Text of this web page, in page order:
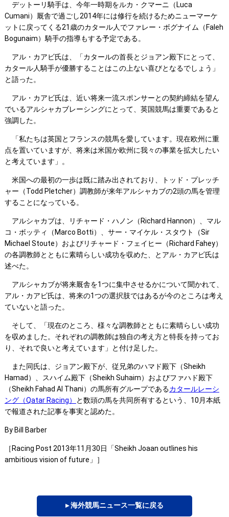
デットーリ騎手は、今年一時期をルカ・クマーニ（Luca
Cumani）厩舎で過ごし2014年には修行を続けるためニューマーケ
ットに戻ってくる21歳のカタール人でファレー・ボグナイム（Faleh
Bogunaim）騎手の指導もする予定である。
アル・カアビ氏は、「カタールの首長とジョアン殿下にとって、
カタール人騎手が優勝することはこの上ない喜びとなるでしょう」
と語った。
アル・カアビ氏は、近い将来一流スポンサーとの契約締結を望ん
でいるアルシャカブレーシングにとって、英国競馬は重要であると
強調した。
「私たちは英国とフランスの競馬を愛しています。現在欧州に重
点を置いていますが、将来は米国か欧州に我々の事業を拡大したい
と考えています」。
米国への最初の一歩は既に踏み出されており、トッド・プレッチ
ャー（Todd Pletcher）調教師が来年アルシャカブの2頭の馬を管理
することになっている。
アルシャカブは、リチャード・ハノン（Richard Hannon）、マル
コ・ボッティ（Marco Botti）、サー・マイケル・スタウト（Sir
Michael Stoute）およびリチャード・フェイヒー（Richard Fahey）
の各調教師とともに素晴らしい成功を収めた、とアル・カアビ氏は
述べた。
アルシャカブが将来厩舎を1つに集中させるかについて聞かれて、
アル・カアビ氏は、将来の1つの選択肢ではあるが今のところは考え
ていないと語った。
そして、「現在のところ、様々な調教師とともに素晴らしい成功
を収めました。それぞれの調教師は独自の考え方と特長を持ってお
り、それで良いと考えています」と付け足した。
また同氏は、ジョアン殿下が、従兄弟のハマド殿下（Sheikh
Hamad）、スハイム殿下（Sheikh Suhaim）およびファハド殿下
（Sheikh Fahad Al Thani）の馬所有グループであるカタールレーシ
ング（Qatar Racing）
と数頭の馬を共同所有するという、10月本紙
で報道された記事を事実と認めた。
By Bill Barber
［Racing Post 2013年11月30日「Sheikh Joaan outlines his
ambitious vision of future」］
▸ 海外競馬ニュース一覧に戻る